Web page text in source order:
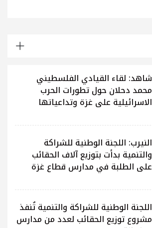
شاهد: لقاء القيادي الفلسطيني
محمد دحلان حول تطورات الحرب
الاسرائيلية على غزة وتداعياتها
النيرب: اللجنة الوطنية للشراكة
والتنمية بدأت بتوزيع آلاف الحقائب
على الطلبة في مدارس قطاع غزة
اللجنة الوطنية للشراكة والتنمية تُنفذ
مشروع توزيع الحقائب لعدد من مدارس